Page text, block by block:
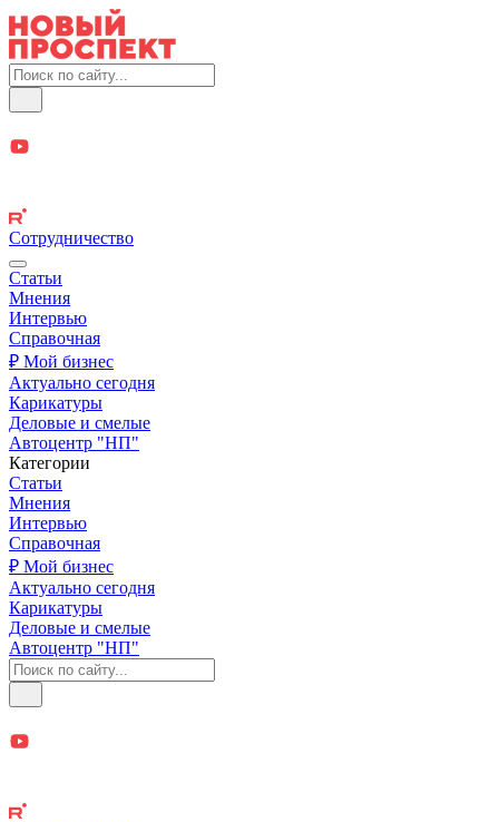
Сотрудничество
Статьи
Мнения
Интервью
Справочная
₽ Мой бизнес
Актуально сегодня
Карикатуры
Деловые и смелые
Автоцентр "НП"
Категории
Статьи
Мнения
Интервью
Справочная
₽ Мой бизнес
Актуально сегодня
Карикатуры
Деловые и смелые
Автоцентр "НП"